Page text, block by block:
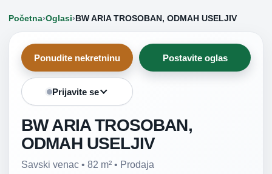
Početna›Oglasi›BW ARIA TROSOBAN, ODMAH USELJIV
Ponudite nekretninu Postavite oglas
Prijavite se
BW ARIA TROSOBAN,
ODMAH USELJIV
Savski venac • 82 m² • Prodaja